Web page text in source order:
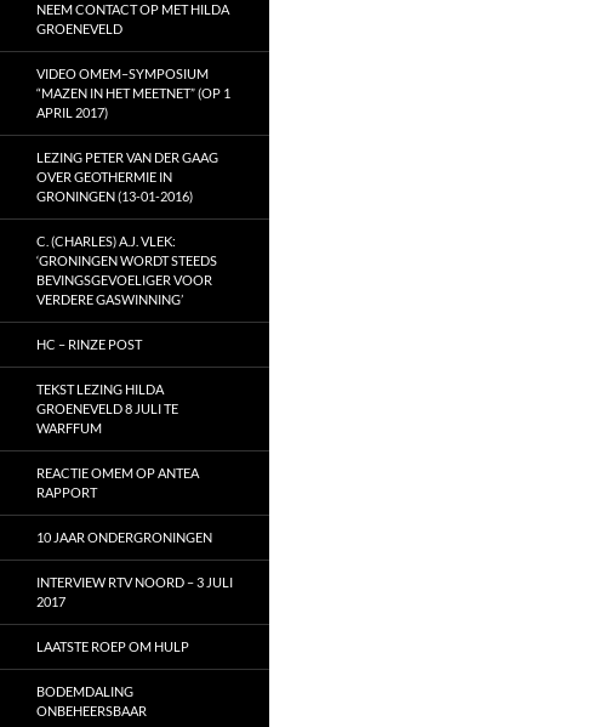
NEEM CONTACT OP MET HILDA
GROENEVELD
VIDEO OMEM–SYMPOSIUM
“MAZEN IN HET MEETNET” (OP 1
APRIL 2017)
LEZING PETER VAN DER GAAG
OVER GEOTHERMIE IN
GRONINGEN (13-01-2016)
C. (CHARLES) A.J. VLEK:
‘GRONINGEN WORDT STEEDS
BEVINGSGEVOELIGER VOOR
VERDERE GASWINNING’
HC – RINZE POST
TEKST LEZING HILDA
GROENEVELD 8 JULI TE
WARFFUM
REACTIE OMEM OP ANTEA
RAPPORT
10 JAAR ONDERGRONINGEN
INTERVIEW RTV NOORD – 3 JULI
2017
LAATSTE ROEP OM HULP
BODEMDALING
ONBEHEERSBAAR